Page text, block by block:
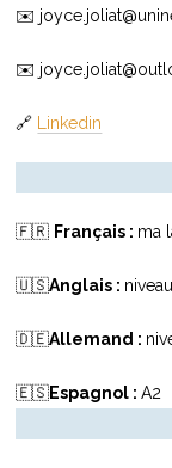
✉️
✉️
🔗 Linkedin
🇫🇷 Français : ma
🇺🇸Anglais :
🇩🇪Allemand :
🇪🇸Espagnol :A2